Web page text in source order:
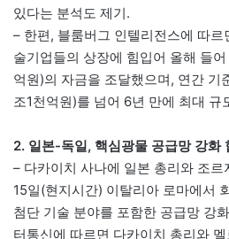
있다는 분석도 제기.
– 한편, 블룸버그 인텔리전스에 따르
술기업들의 상장에 힘입어 올해 들
억원)의 자금을 조달했으며, 연간
조1천억원)를 넘어 6년 만에 최대 규
2. 일본-독일, 핵심광물 공급망 강화
– 다카이치 사나에 일본 총리와 조
15일(현지시간) 이탈리아 로마에서
첨단 기술 분야를 포함한 공급망 강
터통신에 따르면 다카이치 총리와